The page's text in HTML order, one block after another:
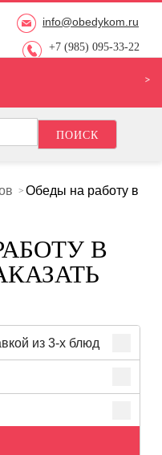
info@obedykom.ru
+7 (985) 095-33-22
Обеды на работу в
В
из 3-х блюд